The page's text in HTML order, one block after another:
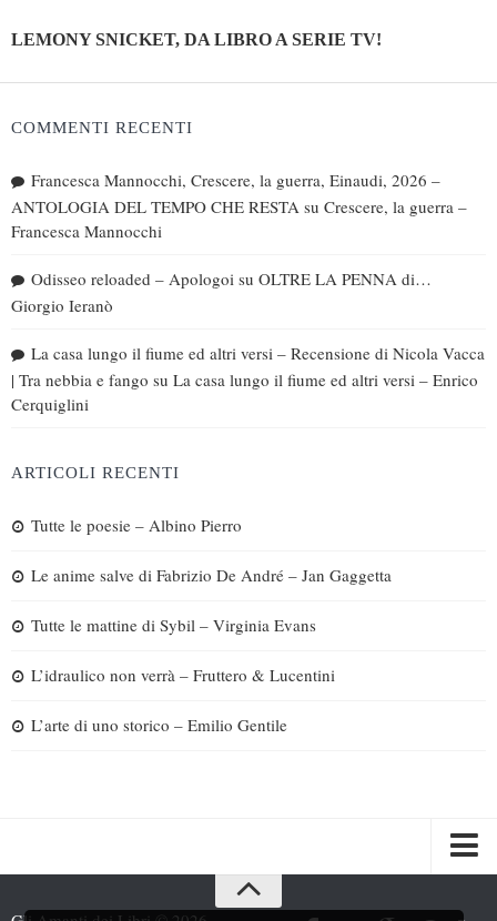
LEMONY SNICKET, DA LIBRO A SERIE TV!
COMMENTI RECENTI
Francesca Mannocchi, Crescere, la guerra, Einaudi, 2026 –
ANTOLOGIA DEL TEMPO CHE RESTA su Crescere, la guerra –
Francesca Mannocchi
Odisseo reloaded – Apologoi su OLTRE LA PENNA di…
Giorgio Ieranò
La casa lungo il fiume ed altri versi – Recensione di Nicola Vacca
| Tra nebbia e fango su La casa lungo il fiume ed altri versi – Enrico
Cerquiglini
ARTICOLI RECENTI
Tutte le poesie – Albino Pierro
Le anime salve di Fabrizio De André – Jan Gaggetta
Tutte le mattine di Sybil – Virginia Evans
L’idraulico non verrà – Fruttero & Lucentini
L’arte di uno storico – Emilio Gentile